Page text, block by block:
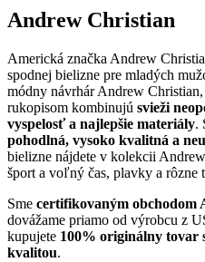
Andrew Christian
Americká značka Andrew
spodnej bielizne pre mladých
módny návrhár Andrew
rukopisom kombinujú svieži
vyspelosť a najlepšie materiály.
pohodlná, vysoko kvalitná a
bielizne nájdete v kolekcii
šport a voľný čas, plavky a rôzne
Sme certifikovaným obchodom
dovážame priamo od výrobcu z
kupujete 100% originálny tovar
kvalitou.